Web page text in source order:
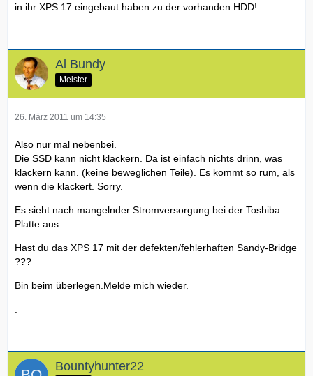
in ihr XPS 17 eingebaut haben zu der vorhanden HDD!
Al Bundy
Meister
26. März 2011 um 14:35
Also nur mal nebenbei.
Die SSD kann nicht klackern. Da ist einfach nichts drinn, was
klackern kann. (keine beweglichen Teile). Es kommt so rum, als
wenn die klackert. Sorry.
Es sieht nach mangelnder Stromversorgung bei der Toshiba
Platte aus.
Hast du das XPS 17 mit der defekten/fehlerhaften Sandy-Bridge
???
Bin beim überlegen.Melde mich wieder.
Bountyhunter22